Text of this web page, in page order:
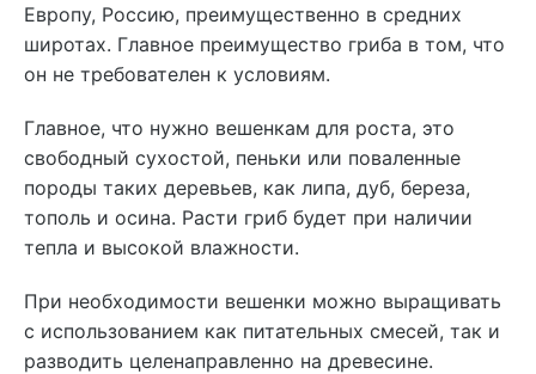
Европу, Россию, преимущественно в средних
широтах. Главное преимущество гриба в том, что
он не требователен к условиям.
Главное, что нужно вешенкам для роста, это
свободный сухостой, пеньки или поваленные
породы таких деревьев, как липа, дуб, береза,
тополь и осина. Расти гриб будет при наличии
тепла и высокой влажности.
При необходимости вешенки можно выращивать
с использованием как питательных смесей, так и
разводить целенаправленно на древесине.